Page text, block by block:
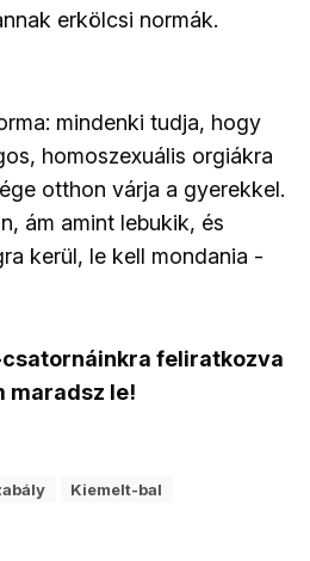
erkölcsi normák.
mindenki tudja, hogy
homoszexuális orgiákra
otthon várja a gyerekkel.
ám amint lebukik, és
kerül, le kell mondania -
feliratkozva
maradsz le!
Kiemelt-bal